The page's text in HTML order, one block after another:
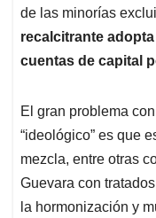
de las minorías
recalcitrante
cuentas de capital
El gran problema
“ideológico” es que
mezcla, entre otras
Guevara con
la hormonización y